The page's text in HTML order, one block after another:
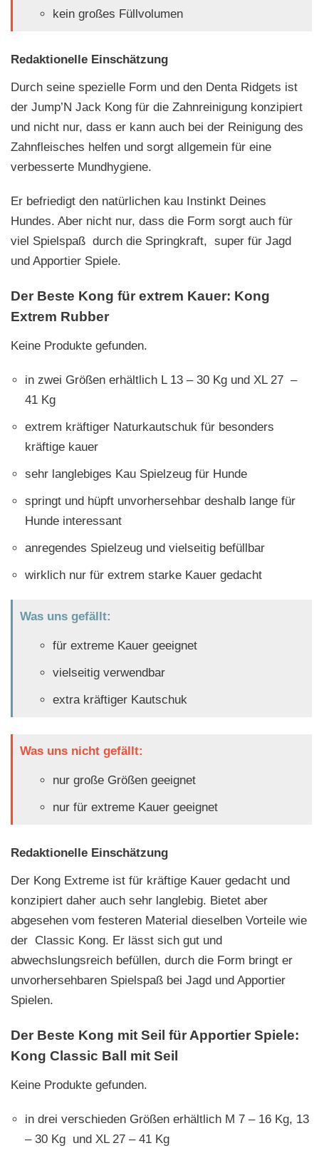
kein großes Füllvolumen
Redaktionelle Einschätzung
Durch seine spezielle Form und den Denta Ridgets ist
der Jump’N Jack Kong für die Zahnreinigung konzipiert
und nicht nur, dass er kann auch bei der Reinigung des
Zahnfleisches helfen und sorgt allgemein für eine
verbesserte Mundhygiene.
Er befriedigt den natürlichen kau Instinkt Deines
Hundes. Aber nicht nur, dass die Form sorgt auch für
viel Spielspaß durch die Springkraft, super für Jagd
und Apportier Spiele.
Der Beste Kong für extrem Kauer: Kong
Extrem Rubber
Keine Produkte gefunden.
in zwei Größen erhältlich L 13 – 30 Kg und XL 27 –
41 Kg
extrem kräftiger Naturkautschuk für besonders
kräftige kauer
sehr langlebiges Kau Spielzeug für Hunde
springt und hüpft unvorhersehbar deshalb lange für
Hunde interessant
anregendes Spielzeug und vielseitig befüllbar
wirklich nur für extrem starke Kauer gedacht
Was uns gefällt:
für extreme Kauer geeignet
vielseitig verwendbar
extra kräftiger Kautschuk
Was uns nicht gefällt:
nur große Größen geeignet
nur für extreme Kauer geeignet
Redaktionelle Einschätzung
Der Kong Extreme ist für kräftige Kauer gedacht und
konzipiert daher auch sehr langlebig. Bietet aber
abgesehen vom festeren Material dieselben Vorteile wie
der Classic Kong. Er lässt sich gut und
abwechslungsreich befüllen, durch die Form bringt er
unvorhersehbaren Spielspaß bei Jagd und Apportier
Spielen.
Der Beste Kong mit Seil für Apportier Spiele:
Kong Classic Ball mit Seil
Keine Produkte gefunden.
in drei verschieden Größen erhältlich M 7 – 16 Kg, 13
– 30 Kg und XL 27 – 41 Kg